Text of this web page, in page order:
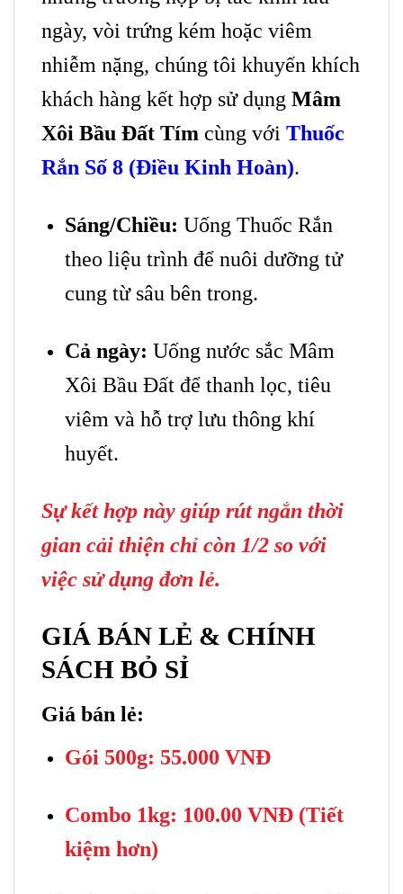
ngày, vòi trứng kém hoặc viêm
nhiễm nặng, chúng tôi khuyến khích
khách hàng kết hợp sử dụng Mâm
Xôi Bầu Đất Tím cùng với Thuốc
Rắn Số 8 (Điều Kinh Hoàn).
Sáng/Chiều: Uống Thuốc Rắn
theo liệu trình để nuôi dưỡng tử
cung từ sâu bên trong.
Cả ngày: Uống nước sắc Mâm
Xôi Bầu Đất để thanh lọc, tiêu
viêm và hỗ trợ lưu thông khí
huyết.
Sự kết hợp này giúp rút ngắn thời
gian cải thiện chỉ còn 1/2 so với
việc sử dụng đơn lẻ.
GIÁ BÁN LẺ & CHÍNH
SÁCH BỎ SỈ
Giá bán lẻ:
Gói 500g: 55.000 VNĐ
Combo 1kg: 100.00 VNĐ (Tiết
kiệm hơn)